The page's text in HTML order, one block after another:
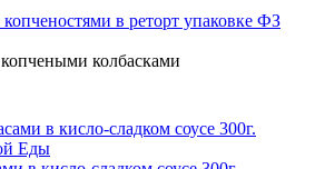
в реторт упаковке ФЗ
колбасками